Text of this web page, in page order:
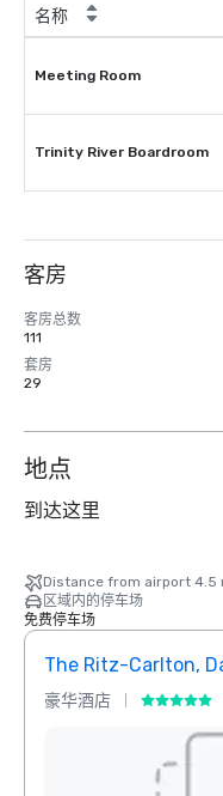
名称
Meeting Room
Trinity River Boardroom
客房
客房总数
111
套房
29
地点
到达这里
Distance from airport 4.5
区域内的停车场
免费停车场
The Ritz-Carlton,
豪华酒店